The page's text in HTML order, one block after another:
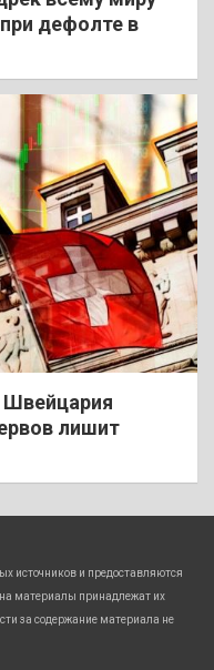
дефолте в
Швейцария
лишит
источников и предоставляются
материалы принадлежат их
за содержание материала не